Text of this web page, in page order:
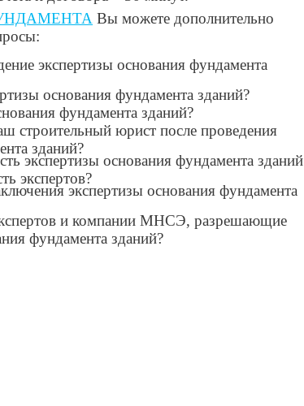
Вы можете дополнительно
экспертизы основания фундамента
основания фундамента зданий?
фундамента зданий?
строительный юрист после проведения
зданий?
экспертизы основания фундамента зданий
экспертов?
экспертизы основания фундамента
и компании МНСЭ, разрешающие
фундамента зданий?